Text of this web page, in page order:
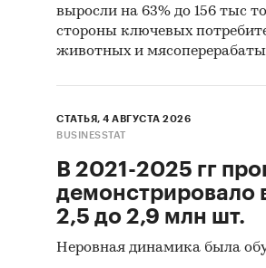
выросли на 63% до 156 тыс
стороны ключевых
животных и
СТАТЬЯ, 4 АВГУСТА 2026
BUSINESSTAT
В 2021-2025 гг
демонстрировало
2,5 до 2,9 млн шт.
Неровная динамика была